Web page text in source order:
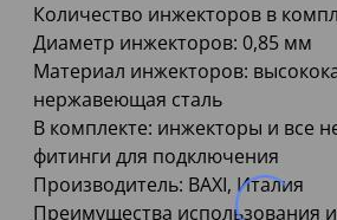
Количество инжекторов в
Диаметр инжекторов: 0,85 мм
Материал инжекторов:
нержавеющая сталь
В комплекте: инжекторы и все
фитинги для подключения
Производитель: BAXI, Италия
Преимущества использования